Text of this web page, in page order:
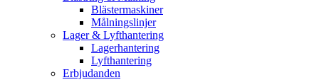
Blästermaskiner
Målningslinjer
Lager & Lyfthantering
Lagerhantering
Lyfthantering
Erbjudanden